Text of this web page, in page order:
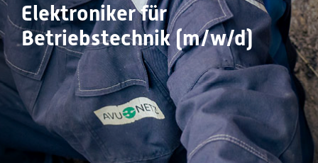
Elektroniker für
Betriebstechnik (m/w/d)